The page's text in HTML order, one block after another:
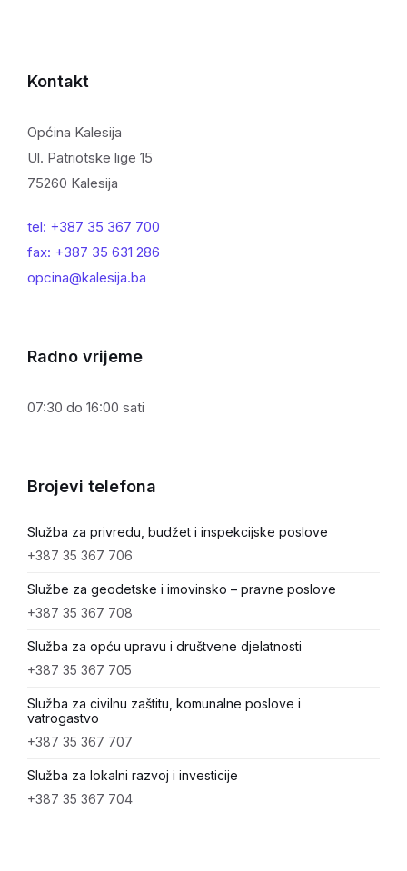
Kontakt
Općina Kalesija
Ul. Patriotske lige 15
75260 Kalesija
tel: +387 35 367 700
fax: +387 35 631 286
opcina@kalesija.ba
Radno vrijeme
07:30 do 16:00 sati
Brojevi telefona
Služba za privredu, budžet i inspekcijske poslove
+387 35 367 706
Službe za geodetske i imovinsko – pravne poslove
+387 35 367 708
Služba za opću upravu i društvene djelatnosti
+387 35 367 705
Služba za civilnu zaštitu, komunalne poslove i
vatrogastvo
+387 35 367 707
Služba za lokalni razvoj i investicije
+387 35 367 704